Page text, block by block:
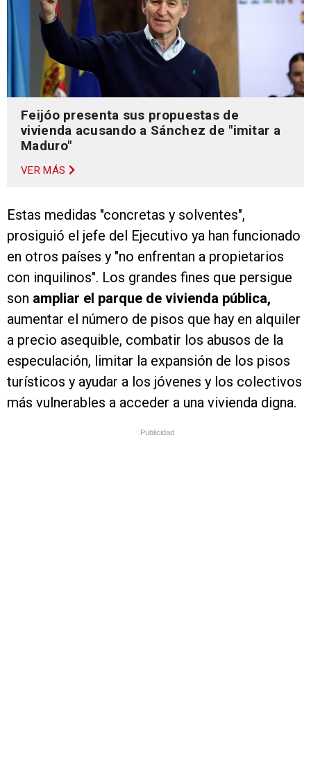
Feijóo presenta sus propuestas de
vivienda acusando a Sánchez de "imitar a
Maduro"
VER MÁS
Estas medidas "concretas y solventes",
prosiguió el jefe del Ejecutivo ya han funcionado
en otros países y "no enfrentan a propietarios
con inquilinos". Los grandes fines que persigue
son ampliar el parque de vivienda pública,
aumentar el número de pisos que hay en alquiler
a precio asequible, combatir los abusos de la
especulación, limitar la expansión de los pisos
turísticos y ayudar a los jóvenes y los colectivos
más vulnerables a acceder a una vivienda digna.
Publicidad